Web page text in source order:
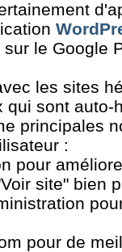
le Google
les sites
qui sont auto-
principales
:
pour
site" bien
pour de